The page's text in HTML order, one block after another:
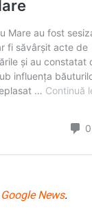
Google News.